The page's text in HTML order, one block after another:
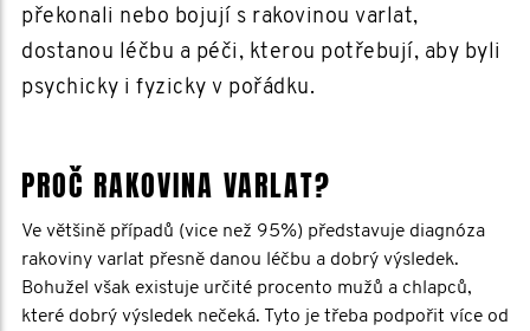
překonali nebo bojují s rakovinou varlat,
dostanou léčbu a péči, kterou potřebují, aby byli
psychicky i fyzicky v pořádku.
PROČ RAKOVINA VARLAT?
Ve většině případů (vice než 95%) představuje diagnóza
rakoviny varlat přesně danou léčbu a dobrý výsledek.
Bohužel však existuje určité procento mužů a chlapců,
které dobrý výsledek nečeká. Tyto je třeba podpořit více od